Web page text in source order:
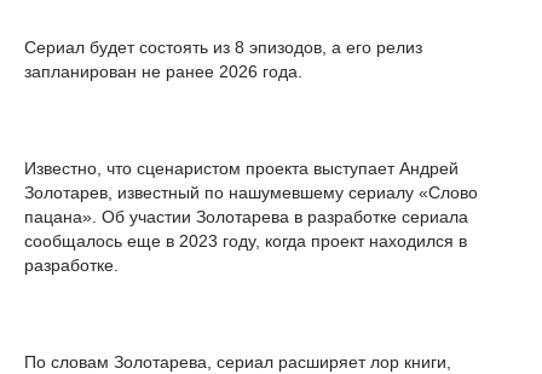
Сериал будет состоять из 8 эпизодов, а его релиз
запланирован не ранее 2026 года.
Известно, что сценаристом проекта выступает Андрей
Золотарев, известный по нашумевшему сериалу «Слово
пацана». Об участии Золотарева в разработке сериала
сообщалось еще в 2023 году, когда проект находился в
разработке.
По словам Золотарева, сериал расширяет лор книги,